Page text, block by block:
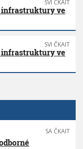
SVI ČKAIT
infrastruktury ve
SVI ČKAIT
infrastruktury ve
SA ČKAIT